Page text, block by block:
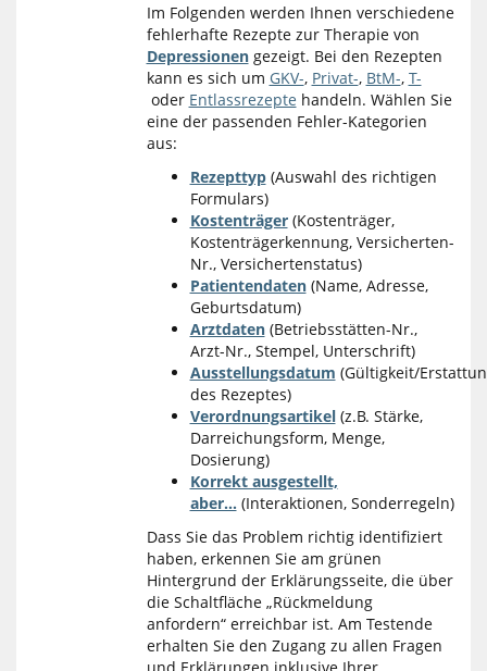
Im Folgenden werden Ihnen verschiedene
fehlerhafte Rezepte zur Therapie von
Depressionengezeigt. Bei den Rezepten
kann es sich um GKV-, Privat-, BtM-, T-
oder Entlassrezepte handeln. Wählen Sie
eine der passenden Fehler-Kategorien
aus:
Rezepttyp(Auswahl des richtigen
Formulars)
Kostenträger(Kostenträger,
Kostenträgerkennung, Versicherten-
Nr., Versichertenstatus)
Patientendaten(Name, Adresse,
Geburtsdatum)
Arztdaten(Betriebsstätten-Nr.,
Arzt-Nr., Stempel, Unterschrift)
Ausstellungsdatum (Gültigkeit/
des Rezeptes)
Verordnungsartikel(z.B. Stärke,
Darreichungsform, Menge,
Dosierung)
Korrekt ausgestellt,
aber... (Interaktionen, Sonderregeln)
Dass Sie das Problem richtig identifiziert
haben, erkennen Sie am grünen
Hintergrund der Erklärungsseite, die über
die Schaltfläche „Rückmeldung
anfordern“ erreichbar ist. Am Testende
erhalten Sie den Zugang zu allen Fragen